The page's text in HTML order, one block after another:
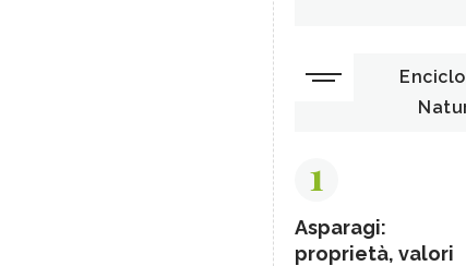
1
Asparagi:
proprietà, valori